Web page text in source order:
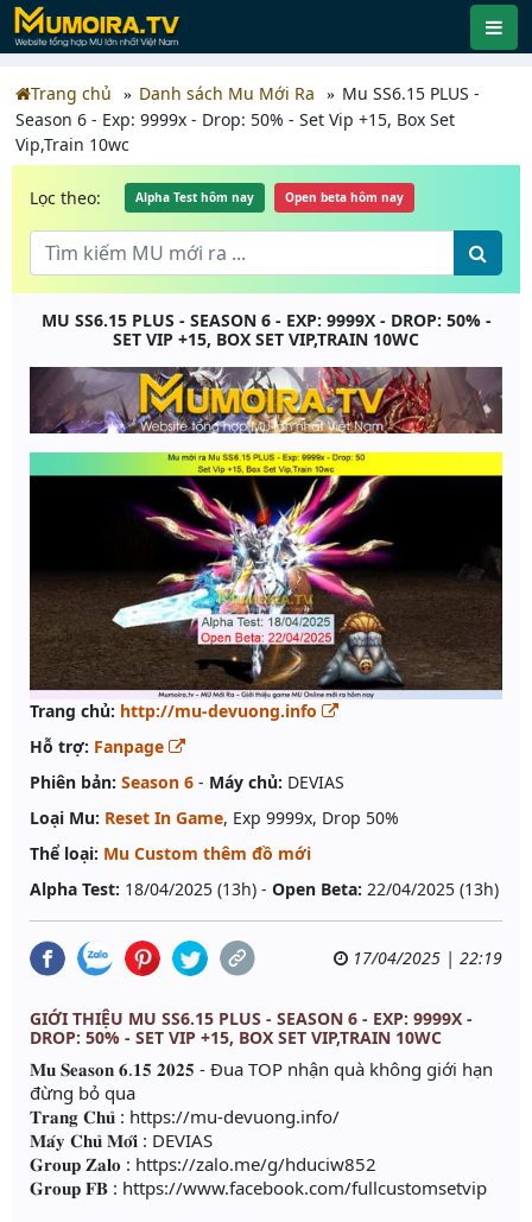
Trang chủ Danh sách Mu Mới Ra
Mu SS6.15 PLUS -
Season 6 - Exp: 9999x - Drop: 50% - Set Vip +15, Box Set
Vip,Train 10wc
Lọc theo: Alpha Test hôm nay Open beta hôm nay
MU SS6.15 PLUS - SEASON 6 - EXP: 9999X - DROP: 50% -
SET VIP +15, BOX SET VIP,TRAIN 10WC
Trang chủ: http://mu-devuong.info
Hỗ trợ: Fanpage
Phiên bản: Season 6 - Máy chủ: DEVIAS
Loại Mu: Reset In Game, Exp 9999x, Drop 50%
Thể loại: Mu Custom thêm đồ mới
Alpha Test: 18/04/2025 (13h) - Open Beta: 22/04/2025 (13h)
17/04/2025 | 22:19
GIỚI THIỆU MU SS6.15 PLUS - SEASON 6 - EXP: 9999X -
DROP: 50% - SET VIP +15, BOX SET VIP,TRAIN 10WC
𝐌𝐮 𝐒𝐞𝐚𝐬𝐨𝐧 𝟔.𝟏𝟓 𝟐𝟎𝟐𝟓 - Đua TOP nhận quà không giới hạn
đừng bỏ qua
𝐓𝐫𝐚𝐧𝐠 𝐂𝐡𝐮̉ : https://mu-devuong.info/
𝐌𝐚́𝐲 𝐂𝐡𝐮̉ 𝐌𝐨̛́𝐢 : DEVIAS
𝐆𝐫𝐨𝐮𝐩 𝐙𝐚𝐥𝐨 : https://zalo.me/g/hduciw852
𝐆𝐫𝐨𝐮𝐩 𝐅𝐁 : https://www.facebook.com/fullcustomsetvip